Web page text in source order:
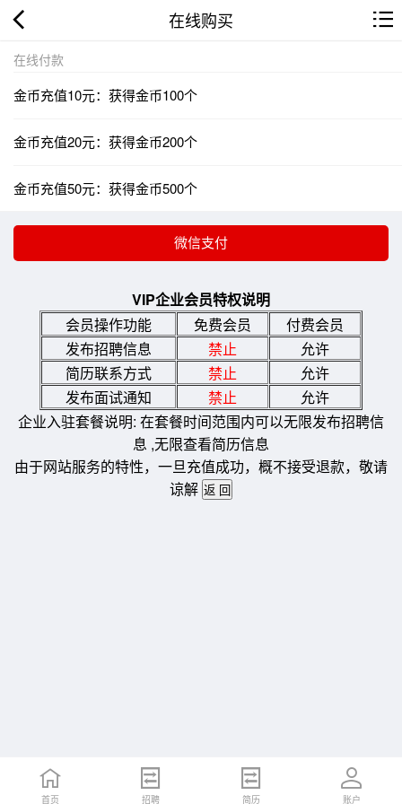
在线购买
在线付款
金币充值10元：获得金币100个
金币充值20元：获得金币200个
金币充值50元：获得金币500个
VIP企业会员特权说明
会员操作功能
免费会员
付费会员
发布招聘信息
禁止
允许
简历联系方式
禁止
允许
发布面试通知
禁止
允许
企业入驻套餐说明: 在套餐时间范围内可以无限发布招聘信
息 ,无限查看简历信息
由于网站服务的特性，一旦充值成功，概不接受退款，敬请
谅解
首页 招聘 简历 账户